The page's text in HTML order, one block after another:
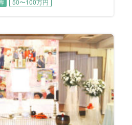
様には、「葬儀社に話しは
お打ち合わせでは、故人
ィングノート』の内容に
を進めていくことに決まり